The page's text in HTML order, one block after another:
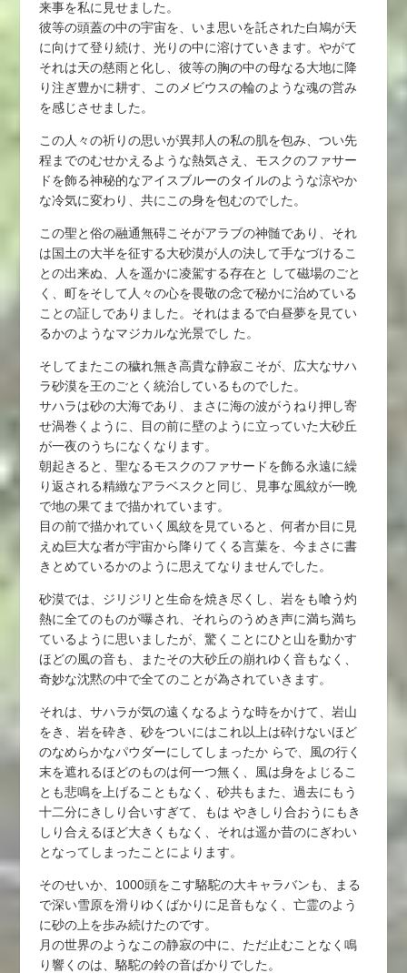
来事を私に見せました。
彼等の頭蓋の中の宇宙を、いま思いを託された白鳩が天
に向けて登り続け、光りの中に溶けていきます。やがて
それは天の慈雨と化し、彼等の胸の中の母なる大地に降
り注ぎ豊かに耕す、このメビウスの輪のような魂の営み
を感じさせました。
この人々の祈りの思いが異邦人の私の肌を包み、つい先
程までのむせかえるような熱気さえ、モスクのファサー
ドを飾る神秘的なアイスブルーのタイルのような涼やか
な冷気に変わり、共にこの身を包むのでした。
この聖と俗の融通無碍こそがアラブの神髄であり、それ
は国土の大半を征する大砂漠が人の決して手なづけるこ
との出来ぬ、人を遥かに凌駕する存在と して磁場のごと
く、町をそして人々の心を畏敬の念で秘かに治めている
ことの証しでありました。それはまるで白昼夢を見てい
るかのようなマジカルな光景でし た。
そしてまたこの穢れ無き高貴な静寂こそが、広大なサハ
ラ砂漠を王のごとく統治しているものでした。
サハラは砂の大海であり、まさに海の波がうねり押し寄
せ渦巻くように、目の前に壁のように立っていた大砂丘
が一夜のうちになくなります。
朝起きると、聖なるモスクのファサードを飾る永遠に繰
り返される精緻なアラベスクと同じ、見事な風紋が一晩
で地の果てまで描かれています。
目の前で描かれていく風紋を見ていると、何者か目に見
えぬ巨大な者が宇宙から降りてくる言葉を、今まさに書
きとめているかのように思えてなりませんでした。
砂漠では、ジリジリと生命を焼き尽くし、岩をも喰う灼
熱に全てのものが曝され、それらのうめき声に満ち満ち
ているように思いましたが、驚くことにひと山を動かす
ほどの風の音も、またその大砂丘の崩れゆく音もなく、
奇妙な沈黙の中で全てのことが為されていきます。
それは、サハラが気の遠くなるような時をかけて、岩山
をき、岩を砕き、砂をついにはこれ以上は砕けないほど
のなめらかなパウダーにしてしまったか らで、風の行く
末を遮れるほどのものは何一つ無く、風は身をよじるこ
とも悲鳴を上げることもなく、砂共もまた、過去にもう
十二分にきしり合いすぎて、もは やきしり合おうにもき
しり合えるほど大きくもなく、それは遥か昔のにぎわい
となってしまったことによります。
そのせいか、1000頭をこす駱駝の大キャラバンも、まる
で深い雪原を滑りゆくばかりに足音もなく、亡霊のよう
に砂の上を歩み続けたのです。
月の世界のようなこの静寂の中に、ただ止むことなく鳴
り響くのは、駱駝の鈴の音ばかりでした。